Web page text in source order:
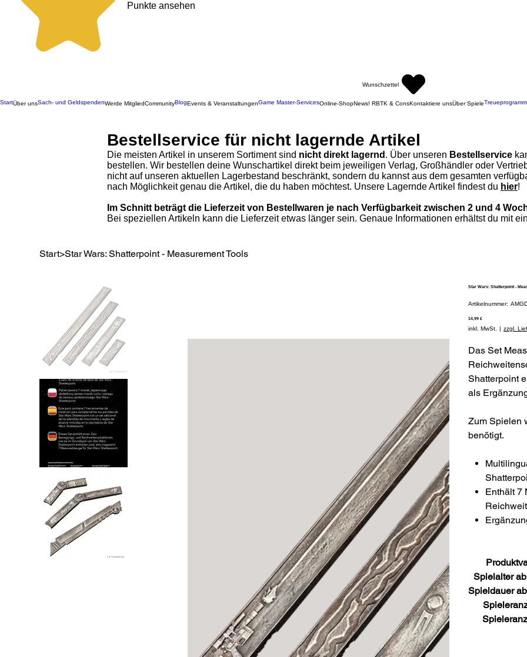
Punkte ansehen
Wunschzettel
StartÜber unsSach- und GeldspendenWerde MitgliedCommunityBlogEvents & VeranstaltungenGame Master-ServicesOnline-ShopNews! RBTK & ConsKontaktiere unsÜber SpieleTreueprogramm
Bestellservice für nicht lagernde Artikel
Die meisten Artikel in unserem Sortiment sind nicht direkt lagernd . Über unseren Bestellservice
bestellen. Wir bestellen deine Wunschartikel direkt beim jeweiligen Verlag, Großhändler oder
nicht auf unseren aktuellen Lagerbestand beschränkt, sondern du kannst aus dem gesamten
nach Möglichkeit genau die Artikel, die du haben möchtest. Unsere Lagernde Artikel findest du hier!​
Im Schnitt beträgt die Lieferzeit von Bestellwaren je nach Verfügbarkeit zwischen 2 und 4
Bei speziellen Artikeln kann die Lieferzeit etwas länger sein. Genaue Informationen erhältst du mit
Start>Star Wars: Shatterpoint - Measurement Tools
Star Wars: Shatterpoint -
Artikelnummer:
Preis
14,99 €
inkl. MwSt. | zzgl.
Das Set
Shatterpoint
als
Zum Spielen
benötigt.
Enthält 7
Spielalter
Spieldauer